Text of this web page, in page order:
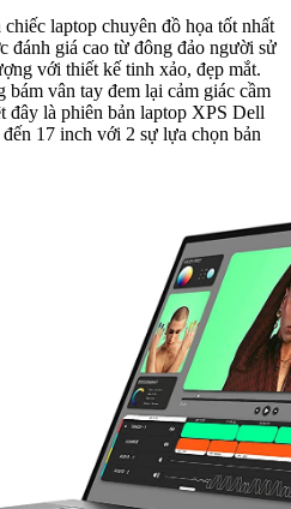
laptop chuyên đồ họa tốt nhất
đánh giá cao từ đông đảo người sử
với thiết kế tinh xảo, đẹp mắt.
vân tay đem lại cảm giác cầm
đây là phiên bản laptop XPS Dell
17 inch với 2 sự lựa chọn bản